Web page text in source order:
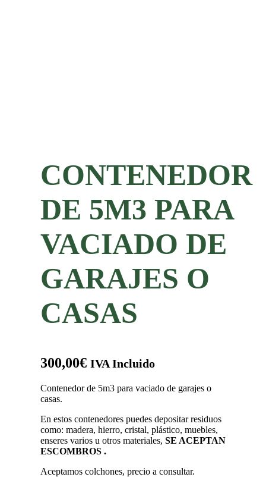
CONTENEDOR
DE 5M3 PARA
VACIADO DE
GARAJES O
CASAS
300,00€ IVA Incluido
Contenedor de 5m3 para vaciado de garajes o
casas.
En estos contenedores puedes depositar residuos
como: madera, hierro, cristal, plástico, muebles,
enseres varios u otros materiales, SE ACEPTAN
ESCOMBROS .
Aceptamos colchones, precio a consultar.